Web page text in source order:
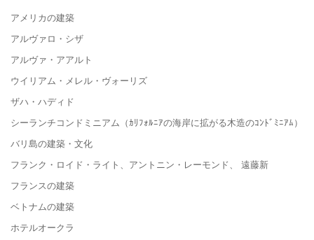
アメリカの建築
アルヴァロ・シザ
アルヴァ・アアルト
ウイリアム・メレル・ヴォーリズ
ザハ・ハディド
シーランチコンドミニアム（ｶﾘﾌｫﾙﾆｱの海岸に拡がる木造のｺﾝﾄﾞﾐﾆｱﾑ）
バリ島の建築・文化
フランク・ロイド・ライト、アントニン・レーモンド、 遠藤新
フランスの建築
ベトナムの建築
ホテルオークラ